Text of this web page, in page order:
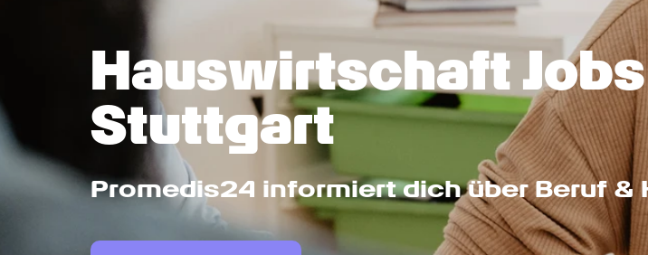
Hauswirtschaft
Stuttgart
Promedis24 informiert dich über Beruf &